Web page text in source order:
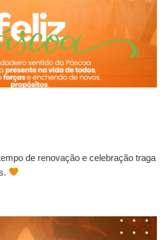
de renovação e celebração traga